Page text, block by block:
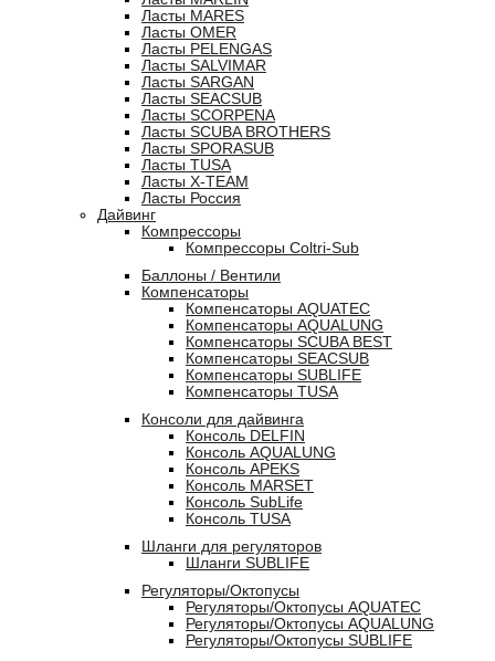
Ласты MARES
Ласты OMER
Ласты PELENGAS
Ласты SALVIMAR
Ласты SARGAN
Ласты SEACSUB
Ласты SCORPENA
Ласты SCUBA BROTHERS
Ласты SPORASUB
Ласты TUSA
Ласты X-TEAM
Ласты Россия
Дайвинг
Компрессоры
Компрессоры Coltri-Sub
Баллоны / Вентили
Компенсаторы
Компенсаторы AQUATEC
Компенсаторы AQUALUNG
Компенсаторы SCUBA BEST
Компенсаторы SEACSUB
Компенсаторы SUBLIFE
Компенсаторы TUSA
Консоли для дайвинга
Консоль DELFIN
Консоль AQUALUNG
Консоль APEKS
Консоль MARSET
Консоль SubLife
Консоль TUSA
Шланги для регуляторов
Шланги SUBLIFE
Регуляторы/Октопусы
Регуляторы/Октопусы AQUATEC
Регуляторы/Октопусы AQUALUNG
Регуляторы/Октопусы SUBLIFE